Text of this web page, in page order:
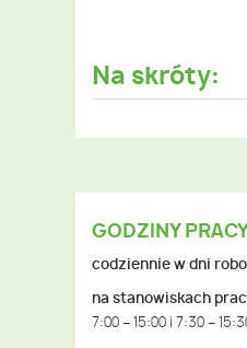
Na skróty:
GODZINY
codziennie w dni
na stanowiskach
7:00 – 15:00 i 7:30 –